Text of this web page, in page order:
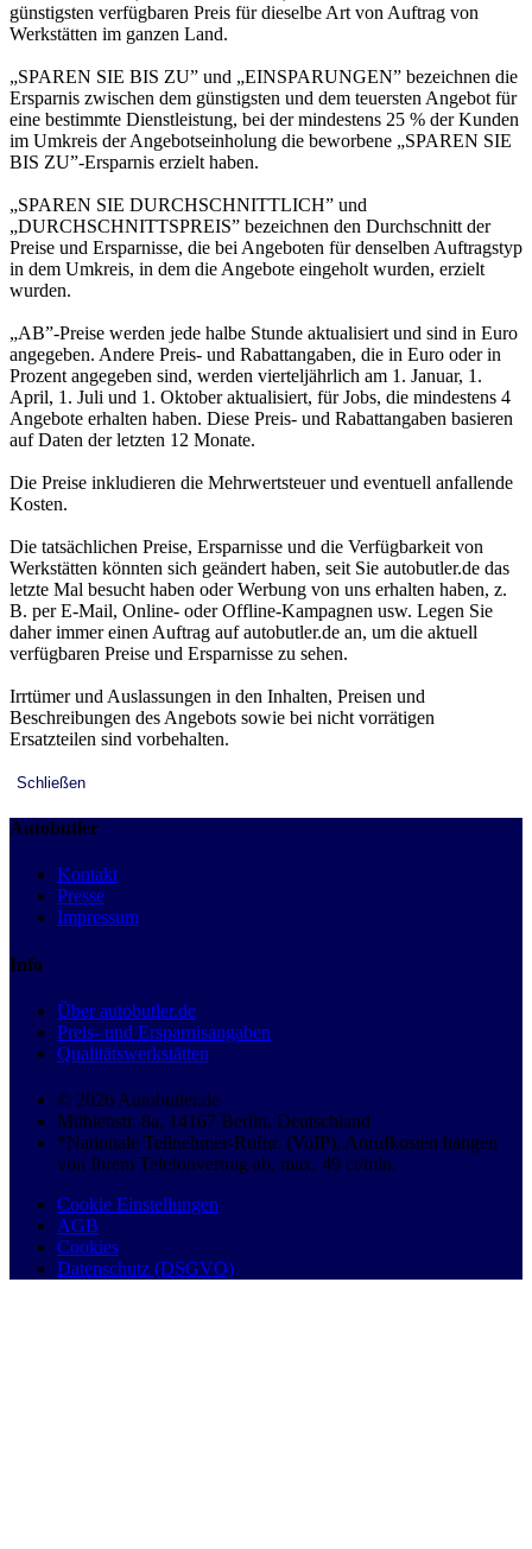
günstigsten verfügbaren Preis für dieselbe Art von Auftrag von
Werkstätten im ganzen Land.
„SPAREN SIE BIS ZU” und „EINSPARUNGEN” bezeichnen die
Ersparnis zwischen dem günstigsten und dem teuersten Angebot für
eine bestimmte Dienstleistung, bei der mindestens 25 % der Kunden
im Umkreis der Angebotseinholung die beworbene „SPAREN SIE
BIS ZU”-Ersparnis erzielt haben.
„SPAREN SIE DURCHSCHNITTLICH” und
„DURCHSCHNITTSPREIS” bezeichnen den Durchschnitt der
Preise und Ersparnisse, die bei Angeboten für denselben Auftragstyp
in dem Umkreis, in dem die Angebote eingeholt wurden, erzielt
wurden.
„AB”-Preise werden jede halbe Stunde aktualisiert und sind in Euro
angegeben. Andere Preis- und Rabattangaben, die in Euro oder in
Prozent angegeben sind, werden vierteljährlich am 1. Januar, 1.
April, 1. Juli und 1. Oktober aktualisiert, für Jobs, die mindestens 4
Angebote erhalten haben. Diese Preis- und Rabattangaben basieren
auf Daten der letzten 12 Monate.
Die Preise inkludieren die Mehrwertsteuer und eventuell anfallende
Kosten.
Die tatsächlichen Preise, Ersparnisse und die Verfügbarkeit von
Werkstätten könnten sich geändert haben, seit Sie autobutler.de das
letzte Mal besucht haben oder Werbung von uns erhalten haben, z.
B. per E-Mail, Online- oder Offline-Kampagnen usw. Legen Sie
daher immer einen Auftrag auf autobutler.de an, um die aktuell
verfügbaren Preise und Ersparnisse zu sehen.
Irrtümer und Auslassungen in den Inhalten, Preisen und
Beschreibungen des Angebots sowie bei nicht vorrätigen
Ersatzteilen sind vorbehalten.
Schließen
Autobutler
Kontakt
Presse
Impressum
Info
Über autobutler.de
Preis- und Ersparnisangaben
Qualitätswerkstätten
© 2026 Autobutler.de
Mühlenstr. 8a, 14167 Berlin, Deutschland
*Nationale Teilnehmer-Rufnr. (VoIP), Anrufkosten hängen
von Ihrem Telefonvertrag ab, max. 49 ct/min.
Cookie Einstellungen
AGB
Cookies
Datenschutz (DSGVO)